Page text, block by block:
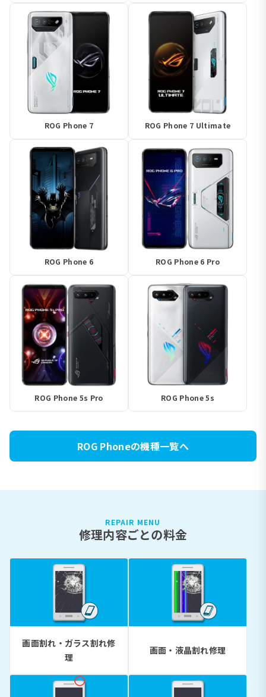
ROG Phone 7 ROG Phone 7 Ultimate
ROG Phone 6 ROG Phone 6 Pro
ROG Phone 5s Pro ROG Phone 5s
ROG Phoneの機種一覧へ
REPAIR MENU
修理内容ごとの料金
画面割れ・ガラス割れ修
理
画面・液晶割れ修理